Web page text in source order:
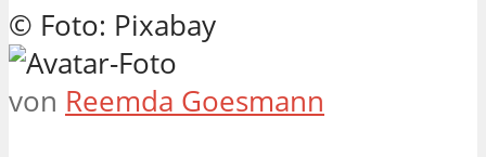
© Foto: Pixabay
von Reemda Goesmann